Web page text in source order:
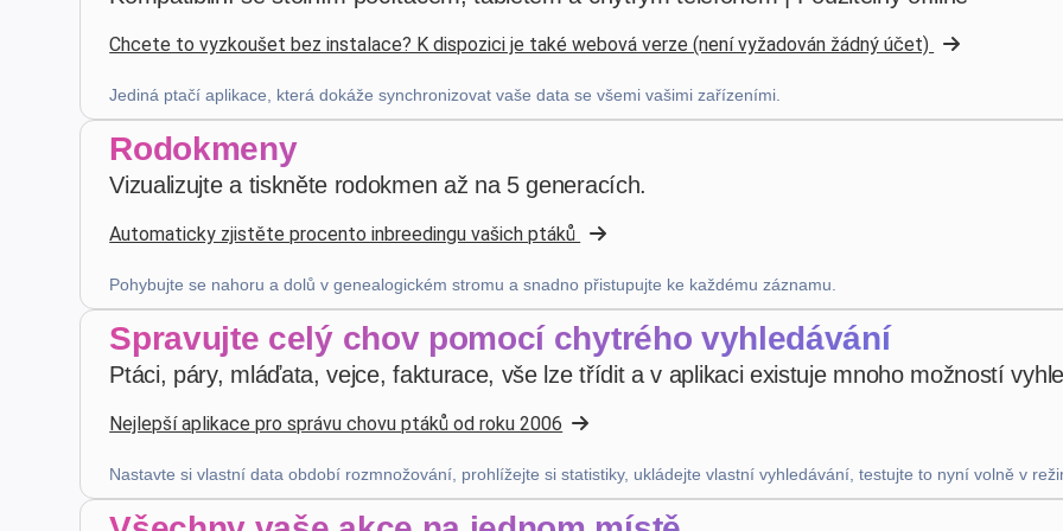
Patrick Salmon ·France
starstarstarstarstar v4.3.21
před 4 týdny
bruno peri ·Italia
starstar starstarstar
minulý měsíc
star star
Pětihvězdičkové hodnocení
star star
Pětihvězdičkové hodnocení
Robert Banasiewicz ·Polska Nhb Bourahmah ·Kuwait
Chcete to vyzkoušet bez instalace? K dispozici je také webová verze (není vyžadován žádný účet)
Jediná ptačí aplikace, která dokáže synchronizovat vaše data se všemi vašimi zařízeními.
Rodokmeny
Vizualizujte a tiskněte rodokmen až na 5 generacích.
Automaticky zjistěte procento inbreedingu vašich ptáků
Pohybujte se nahoru a dolů v genealogickém stromu a snadno přistupujte ke každému záznamu.
Spravujte celý chov pomocí chytrého vyhledávání
Ptáci, páry, mláďata, vejce, fakturace, vše lze třídit a v aplikaci existuje mnoho možností
Nejlepší aplikace pro správu chovu ptáků od roku 2006
Nastavte si vlastní data období rozmnožování, prohlížejte si statistiky, ukládejte vlastní vyhledávání, testujte to nyní volně v